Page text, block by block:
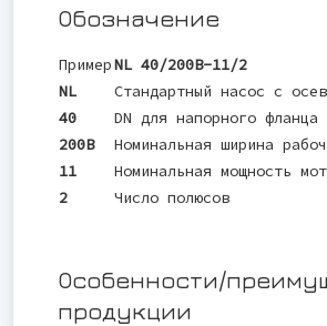
Обозначение
ПримерNL 40/200B-11/2
NL
Стандартный насос с
40
DN для напорного фланца
200B
Номинальная ширина
11
Номинальная мощность
2
Число полюсов
Особенности/
продукции